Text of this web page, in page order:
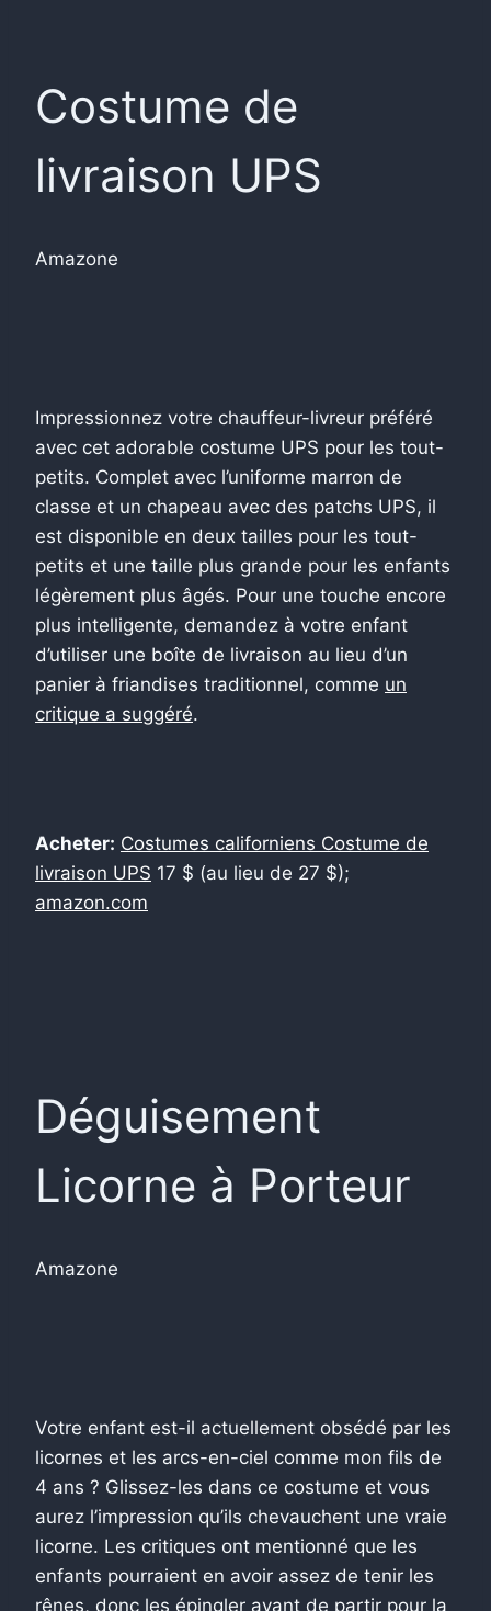
Costume de
livraison UPS
Amazone
Impressionnez votre chauffeur-livreur préféré
avec cet adorable costume UPS pour les tout-
petits. Complet avec l’uniforme marron de
classe et un chapeau avec des patchs UPS, il
est disponible en deux tailles pour les tout-
petits et une taille plus grande pour les enfants
légèrement plus âgés. Pour une touche encore
plus intelligente, demandez à votre enfant
d’utiliser une boîte de livraison au lieu d’un
panier à friandises traditionnel, comme un
critique a suggéré.
Acheter: Costumes californiens Costume de
livraison UPS 17 $ (au lieu de 27 $);
amazon.com
Déguisement
Licorne à Porteur
Amazone
Votre enfant est-il actuellement obsédé par les
licornes et les arcs-en-ciel comme mon fils de
4 ans ? Glissez-les dans ce costume et vous
aurez l’impression qu’ils chevauchent une vraie
licorne. Les critiques ont mentionné que les
enfants pourraient en avoir assez de tenir les
rênes, donc les épingler avant de partir pour la